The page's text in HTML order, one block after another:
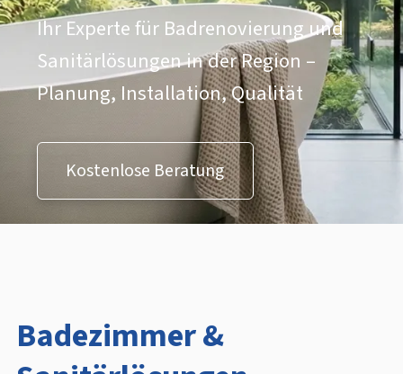
Ihr Experte für Badrenovierung und
Sanitärlösungen in der Region –
Planung, Installation, Qualität
Kostenlose Beratung
Badezimmer &